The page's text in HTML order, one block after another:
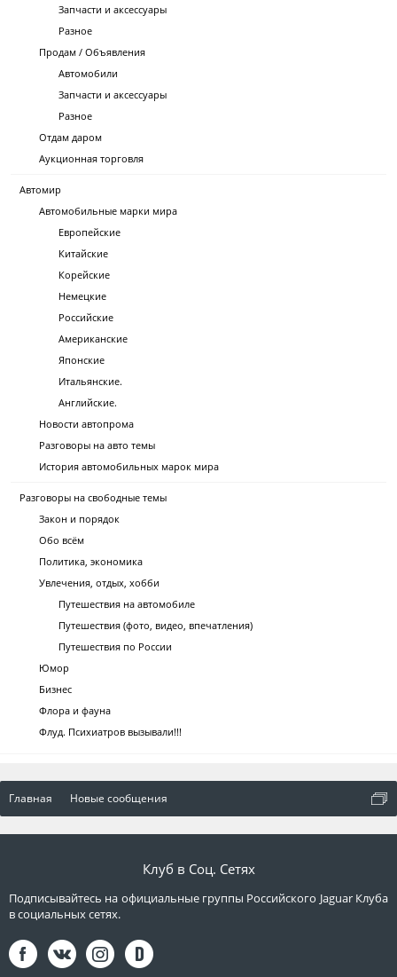
Запчасти и аксессуары
Разное
Продам / Объявления
Автомобили
Запчасти и аксессуары
Разное
Отдам даром
Аукционная торговля
Автомир
Автомобильные марки мира
Европейские
Китайские
Корейские
Немецкие
Российские
Американские
Японские
Итальянские.
Английские.
Новости автопрома
Разговоры на авто темы
История автомобильных марок мира
Разговоры на свободные темы
Закон и порядок
Обо всём
Политика, экономика
Увлечения, отдых, хобби
Путешествия на автомобиле
Путешествия (фото, видео, впечатления)
Путешествия по России
Юмор
Бизнес
Флора и фауна
Флуд. Психиатров вызывали!!!
Главная Новые сообщения
Клуб в Соц. Сетях
Подписывайтесь на официальные группы Российского Jaguar Клуба
в социальных сетях.